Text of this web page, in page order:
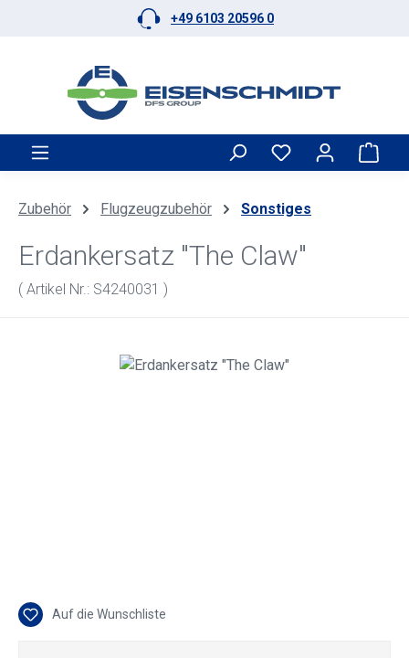
Zum Hauptinhalt springen+49 6103 20596 0
Zubehör Flugzeugzubehör Sonstiges
Erdankersatz "The Claw"
( Artikel Nr.: S4240031 )
Bildergalerie überspringen
Auf die Wunschliste